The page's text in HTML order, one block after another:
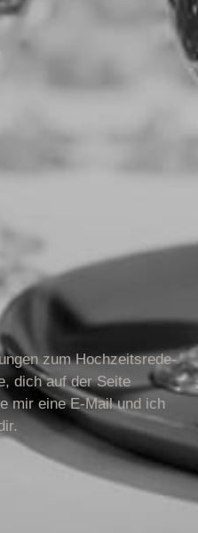
zum Hochzeitsrede-
dich auf der Seite
mir eine E-Mail und ich